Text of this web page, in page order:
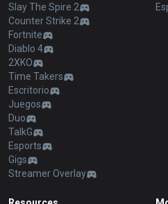
Slay The Spire 2
Counter Strike 2
Fortnite
Diablo 4
2XKO
Time Takers
Escritorio
Juegos
Duo
TalkG
Esports
Gigs
Streamer Overlay